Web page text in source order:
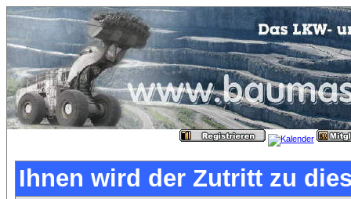
Ihnen wird der Zutritt zu